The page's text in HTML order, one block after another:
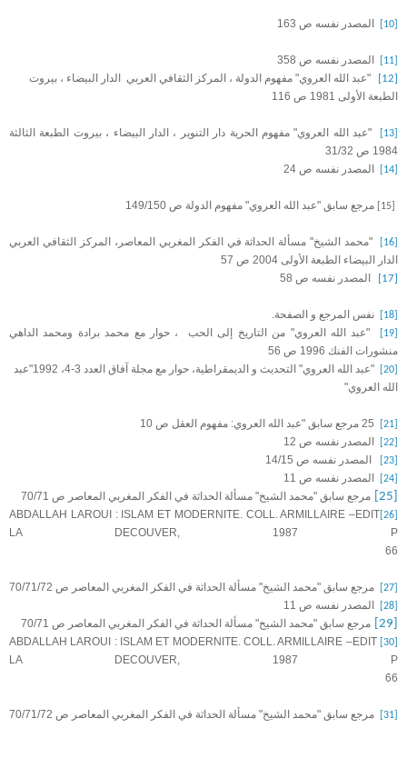
[10] المصدر نفسه ص 163
[11] المصدر نفسه ص 358
[12]
"عبد الله العروي" مفهوم الدولة ، المركز الثقافي العربي الدار البيضاء ، بيروت
الطبعة الأولى 1981 ص 116
[13]
"عبد الله العروي" مفهوم الحرية دار التنوير ، الدار البيضاء ، بيروت الطبعة الثالثة
1984 ص 31/32
[14] المصدر نفسه ص 24
[15] مرجع سابق "عبد الله العروي" مفهوم الدولة ص 149/150
[16]
"محمد الشيخ" مسألة الحداثة في الفكر المغربي المعاصر، المركز الثقافي العربي
الدار البيضاء الطبعة الأولى 2004 ص 57
[17] المصدر نفسه ص 58
[18] نفس المرجع و الصفحة.
[19]
"عبد الله العروي" من التاريخ إلى الحب ، حوار مع محمد برادة ومحمد الداهي
منشورات الفنك 1996 ص 56
[20]
"عبد الله العروي" التحديث و الديمقراطية، حوار مع مجلة آفاق العدد 3-4، 1992"عبد
الله العروي"
[21] 25 مرجع سابق "عبد الله العروي: مفهوم العقل ص 10
[22] المصدر نفسه ص 12
[23] المصدر نفسه ص 14/15
[24] المصدر نفسه ص 11
[25] مرجع سابق "محمد الشيخ" مسألة الحداثة في الفكر المغربي المعاصر ص 70/71
ABDALLAH LAROUI : ISLAM ET MODERNITE. COLL. ARMILLAIRE –EDIT
LA DECOUVER, 1987 P
66
[27] مرجع سابق "محمد الشيخ" مسألة الحداثة في الفكر المغربي المعاصر ص 70/71/72
[28] المصدر نفسه ص 11
[29] مرجع سابق "محمد الشيخ" مسألة الحداثة في الفكر المغربي المعاصر ص 70/71
ABDALLAH LAROUI : ISLAM ET MODERNITE. COLL. ARMILLAIRE –EDIT
LA DECOUVER, 1987 P
66
[31] مرجع سابق "محمد الشيخ" مسألة الحداثة في الفكر المغربي المعاصر ص 70/71/72